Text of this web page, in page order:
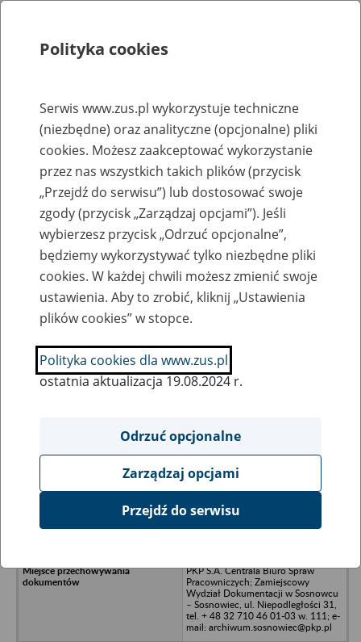
Rejestry, ewidencje i archiwa
Baza zlikwidowanych lub
przekształconych zakładów pracy
Nazwa zakładu pracy:
SZUKAJ
Ukryj wszystkie pozycje bazy
RAIL PROJEKT Sp. z o.o. - Warszawa,
PKP S.A. Centrala Biuro Spraw
Pracowniczych; Zamiejscowy
Wydział Dokumentacji w Sosnowcu
– Sosnowiec, ul. Niepodległości 31,
tel. + 48 32 710 46 01-03 w. 111; e-
mail: archiwum.sosnowiec@pkp.pl
Polityka cookies
Serwis www.zus.pl wykorzystuje techniczne
(niezbędne) oraz analityczne (opcjonalne) pliki
cookies. Możesz zaakceptować wykorzystanie
przez nas wszystkich takich plików (przycisk
„Przejdź do serwisu”) lub dostosować swoje
zgody (przycisk „Zarządzaj opcjami”). Jeśli
wybierzesz przycisk „Odrzuć opcjonalne”,
będziemy wykorzystywać tylko niezbędne pliki
cookies. W każdej chwili możesz zmienić swoje
ustawienia. Aby to zrobić, kliknij „Ustawienia
plików cookies” w stopce.
Polityka cookies dla www.zus.pl
ostatnia aktualizacja 19.08.2024 r.
Odrzuć opcjonalne
Zarządzaj opcjami
Przejdź do serwisu